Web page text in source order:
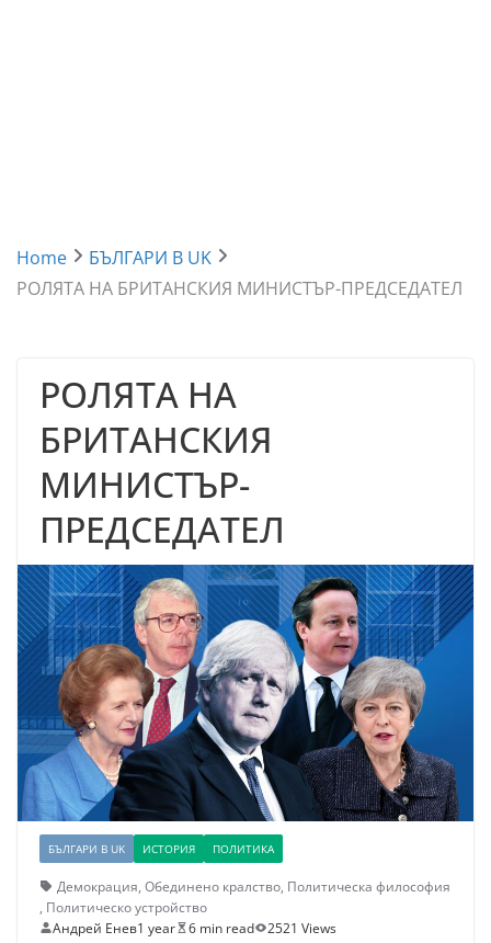
Home
БЪЛГАРИ В UK
РОЛЯТА НА БРИТАНСКИЯ МИНИСТЪР-ПРЕДСЕДАТЕЛ
РОЛЯТА НА
БРИТАНСКИЯ
МИНИСТЪР-
ПРЕДСЕДАТЕЛ
БЪЛГАРИ В UK ИСТОРИЯ ПОЛИТИКА
Демокрация, Обединено кралство, Политическа философия
, Политическо устройство
Андрей Енев1 year 6 min read 2521 Views